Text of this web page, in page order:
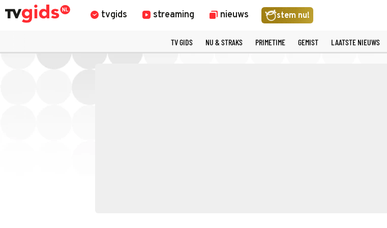
tvgids streaming nieuws stem nu!
TV GIDS NU & STRAKS PRIMETIME GEMIST LAATSTE NIEUWS